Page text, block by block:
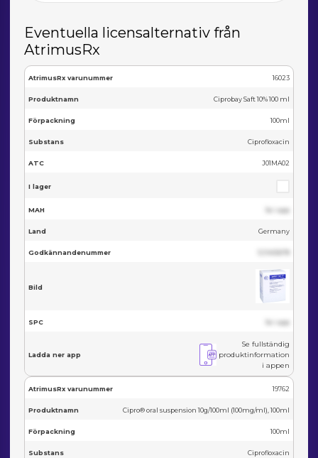
Eventuella licensalternativ från
AtrimusRx
AtrimusRx varunummer 16023
Produktnamn Ciprobay Saft 10% 100 ml
Förpackning 100ml
Substans Ciprofloxacin
ATC J01MA02
I lager
MAH Se i app
Land Germany
Godkännandenummer
Bild
SPC Se i app
Ladda ner app
Se fullständig
produktinformation
i appen
AtrimusRx varunummer 19762
Produktnamn Cipro® oral suspension 10g/100ml (100mg/ml), 100ml
Förpackning 100ml
Substans Ciprofloxacin